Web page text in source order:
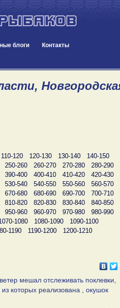
блоги Контакты
110-120 120-130 130-140
140-150
250-260 260-270 270-280
280-290
390-400 400-410 410-420
420-430
530-540 540-550 550-560
560-570
670-680 680-690 690-700
700-710
810-820 820-830 830-840
840-850
950-960 960-970 970-980
980-990
1080 1080-1090
1090-1100
1190 1190-1200
1200-1210
мешал отслеживать поклевки,
которых реализована , окушок